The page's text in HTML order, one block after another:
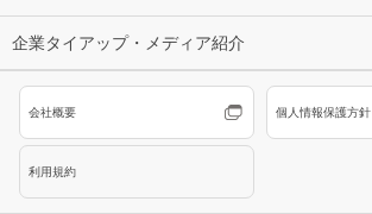
企業タイアップ・メディア紹介
会社概要 個人情報保護方針
利用規約